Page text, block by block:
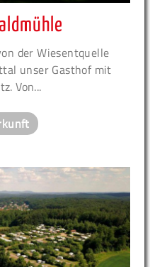
der Wiesentquelle
unser Gasthof mit
Von...